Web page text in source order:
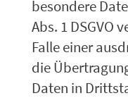
besondere
Abs. 1 DSGVO
Falle einer
die
Daten in